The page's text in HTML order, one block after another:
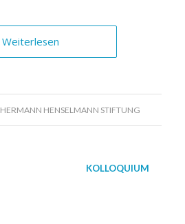
Weiterlesen
HERMANN HENSELMANN STIFTUNG
KOLLOQUIUM